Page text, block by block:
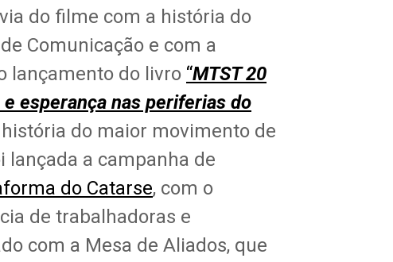
do filme com a história do
Comunicação e com a
lançamento do livro “MTST 20
esperança nas periferias do
do maior movimento de
lançada a campanha de
do Catarse, com o
de trabalhadoras e
com a Mesa de Aliados, que